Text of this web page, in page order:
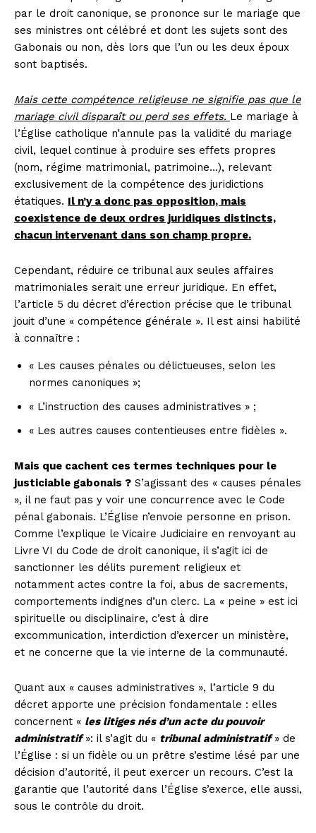
par le droit canonique, se prononce sur le mariage que
ses ministres ont célébré et dont les sujets sont des
Gabonais ou non, dès lors que l’un ou les deux époux
sont baptisés.
Mais cette compétence religieuse ne signifie pas que le
mariage civil disparaît ou perd ses effets. Le mariage à
l’Église catholique n’annule pas la validité du mariage
civil, lequel continue à produire ses effets propres
(nom, régime matrimonial, patrimoine…), relevant
exclusivement de la compétence des juridictions
étatiques. Il n’y a donc pas opposition, mais
coexistence de deux ordres juridiques distincts,
chacun intervenant dans son champ propre.
Cependant, réduire ce tribunal aux seules affaires
matrimoniales serait une erreur juridique. En effet,
l’article 5 du décret d’érection précise que le tribunal
jouit d’une « compétence générale ». Il est ainsi habilité
à connaître :
« Les causes pénales ou délictueuses, selon les
normes canoniques »;
« L’instruction des causes administratives » ;
« Les autres causes contentieuses entre fidèles ».
Mais que cachent ces termes techniques pour le
justiciable gabonais ? S’agissant des « causes pénales
», il ne faut pas y voir une concurrence avec le Code
pénal gabonais. L’Église n’envoie personne en prison.
Comme l’explique le Vicaire Judiciaire en renvoyant au
Livre VI du Code de droit canonique, il s’agit ici de
sanctionner les délits purement religieux et
notamment actes contre la foi, abus de sacrements,
comportements indignes d’un clerc. La « peine » est ici
spirituelle ou disciplinaire, c’est à dire
excommunication, interdiction d’exercer un ministère,
et ne concerne que la vie interne de la communauté.
Quant aux « causes administratives », l’article 9 du
décret apporte une précision fondamentale : elles
concernent « les litiges nés d’un acte du pouvoir
administratif »: il s’agit du « tribunal administratif » de
l’Église : si un fidèle ou un prêtre s’estime lésé par une
décision d’autorité, il peut exercer un recours. C’est la
garantie que l’autorité dans l’Église s’exerce, elle aussi,
sous le contrôle du droit.